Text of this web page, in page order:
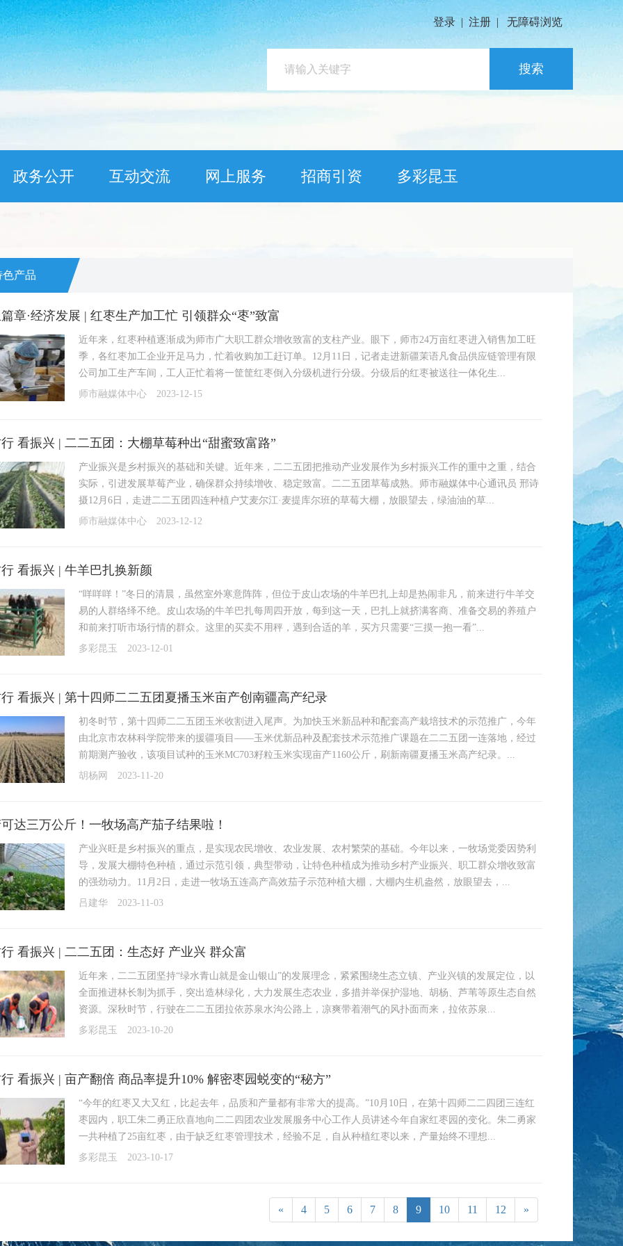
登录 | 注册 | 无障碍浏览
搜索
政务公开 互动交流 网上服务 招商引资 多彩昆玉
色产品
章·经济发展 | 红枣生产加工忙 引领群众“枣”致富
近年来，红枣种植逐渐成为师市广大职工群众增收致富的支柱产业。眼下，师市24万亩红枣进入销售加工旺
季，各红枣加工企业开足马力，忙着收购加工赶订单。12月11日，记者走进新疆茉语凡食品供应链管理有限
公司加工生产车间，工人正忙着将一筐筐红枣倒入分级机进行分级。分级后的红枣被送往一体化生...
师市融媒体中心
2023-12-15
看振兴 | 二二五团：大棚草莓种出“甜蜜致富路”
产业振兴是乡村振兴的基础和关键。近年来，二二五团把推动产业发展作为乡村振兴工作的重中之重，结合
实际，引进发展草莓产业，确保群众持续增收、稳定致富。二二五团草莓成熟。师市融媒体中心通讯员 邢诗
摄12月6日，走进二二五团四连种植户艾麦尔江·麦提库尔班的草莓大棚，放眼望去，绿油油的草...
师市融媒体中心
2023-12-12
看振兴 | 牛羊巴扎换新颜
“咩咩咩！”冬日的清晨，虽然室外寒意阵阵，但位于皮山农场的牛羊巴扎上却是热闹非凡，前来进行牛羊交
易的人群络绎不绝。皮山农场的牛羊巴扎每周四开放，每到这一天，巴扎上就挤满客商、准备交易的养殖户
和前来打听市场行情的群众。这里的买卖不用秤，遇到合适的羊，买方只需要“三摸一抱一看”...
多彩昆玉
2023-12-01
看振兴 | 第十四师二二五团夏播玉米亩产创南疆高产纪录
初冬时节，第十四师二二五团玉米收割进入尾声。为加快玉米新品种和配套高产栽培技术的示范推广，今年
由北京市农林科学院带来的援疆项目——玉米优新品种及配套技术示范推广课题在二二五团一连落地，经过
前期测产验收，该项目试种的玉米MC703籽粒玉米实现亩产1160公斤，刷新南疆夏播玉米高产纪录。...
胡杨网
2023-11-20
达三万公斤！一牧场高产茄子结果啦！
产业兴旺是乡村振兴的重点，是实现农民增收、农业发展、农村繁荣的基础。今年以来，一牧场党委因势利
导，发展大棚特色种植，通过示范引领，典型带动，让特色种植成为推动乡村产业振兴、职工群众增收致富
的强劲动力。11月2日，走进一牧场五连高产高效茄子示范种植大棚，大棚内生机盎然，放眼望去，...
吕建华
2023-11-03
看振兴 | 二二五团：生态好 产业兴 群众富
近年来，二二五团坚持“绿水青山就是金山银山”的发展理念，紧紧围绕生态立镇、产业兴镇的发展定位，以
全面推进林长制为抓手，突出造林绿化，大力发展生态农业，多措并举保护湿地、胡杨、芦苇等原生态自然
资源。深秋时节，行驶在二二五团拉依苏泉水沟公路上，凉爽带着潮气的风扑面而来，拉依苏泉...
多彩昆玉
2023-10-20
看振兴 | 亩产翻倍 商品率提升10% 解密枣园蜕变的“秘方”
“今年的红枣又大又红，比起去年，品质和产量都有非常大的提高。”10月10日，在第十四师二二四团三连红
枣园内，职工朱二勇正欣喜地向二二四团农业发展服务中心工作人员讲述今年自家红枣园的变化。朱二勇家
一共种植了25亩红枣，由于缺乏红枣管理技术，经验不足，自从种植红枣以来，产量始终不理想...
多彩昆玉
2023-10-17
« 4 5 6 7 8 9 10 11 12 »